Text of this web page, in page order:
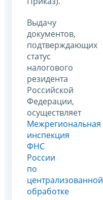
Выдачу
документов,
подтверждающих
статус
налогового
резидента
Российской
Федерации,
осуществляет
Межрегиональная
инспекция
ФНС
России
по
централизованной
обработке